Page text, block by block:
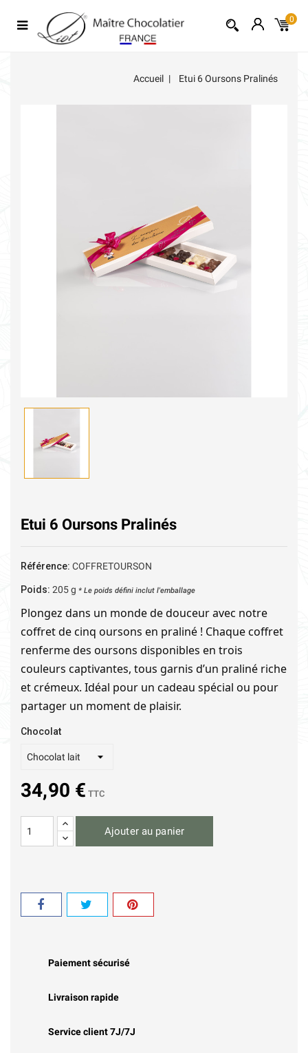
0
Accueil Etui 6 Oursons Pralinés
Etui 6 Oursons Pralinés
Référence: COFFRETOURSON
Poids: 205g * Le poids défini inclut l'emballage
Plongez dans un monde de douceur avec notre
coffret de cinq oursons en praliné ! Chaque coffret
renferme des oursons disponibles en trois
couleurs captivantes, tous garnis d’un praliné riche
et crémeux. Idéal pour un cadeau spécial ou pour
partager un moment de plaisir.
Chocolat
34,90 € TTC
Ajouter au panier
Paiement sécurisé
Livraison rapide
Service client 7J/7J